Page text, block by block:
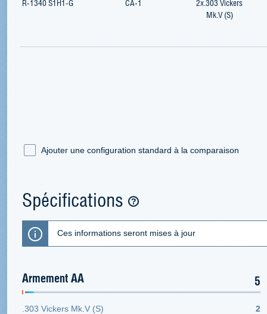
R-1340 S1H1-G CA-1
2x.303 Vickers
Mk.V (S)
Ajouter une configuration standard à la comparaison
Spécifications
Ces informations seront mises à jour
Armement AA 5
.303 Vickers Mk.V (S) 2